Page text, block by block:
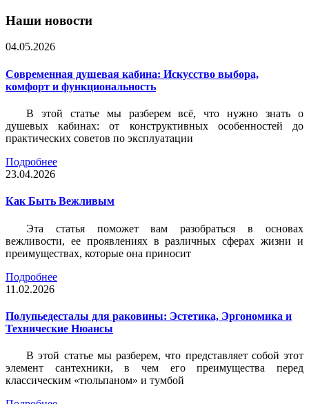
Наши новости
04.05.2026
Современная душевая кабина: Искусство выбора,
комфорт и функциональность
В этой статье мы разберем всё, что нужно знать о
душевых кабинах: от конструктивных особенностей до
практических советов по эксплуатации
Подробнее
23.04.2026
Как Быть Вежливым
Эта статья поможет вам разобраться в основах
вежливости, ее проявлениях в различных сферах жизни и
преимуществах, которые она приносит
Подробнее
11.02.2026
Полупьедесталы для раковины: Эстетика, Эргономика и
Технические Нюансы
В этой статье мы разберем, что представляет собой этот
элемент сантехники, в чем его преимущества перед
классическим «тюльпаном» и тумбой